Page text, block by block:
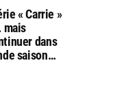
« Carrie »
mais
dans
saison…